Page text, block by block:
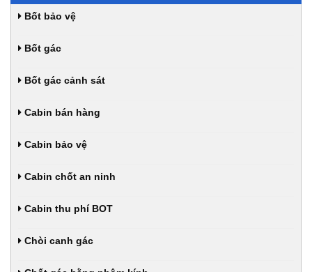
Bốt bảo vệ
Bốt gác
Bốt gác cảnh sát
Cabin bán hàng
Cabin bảo vệ
Cabin chốt an ninh
Cabin thu phí BOT
Chòi canh gác